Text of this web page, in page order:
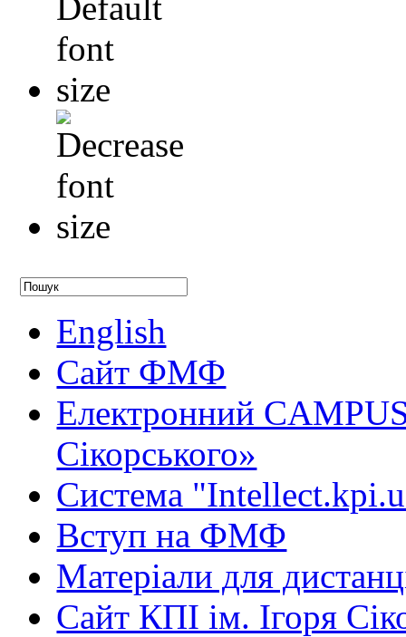
English
Сайт ФМФ
Електронний
Сікорського»
Система
Вступ на ФМФ
Матеріали для
Сайт КПІ ім. Ігоря